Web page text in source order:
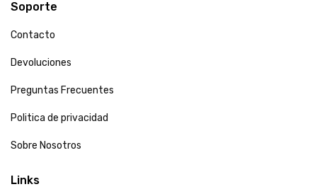
Soporte
Contacto
Devoluciones
Preguntas Frecuentes
Politica de privacidad
Sobre Nosotros
Links